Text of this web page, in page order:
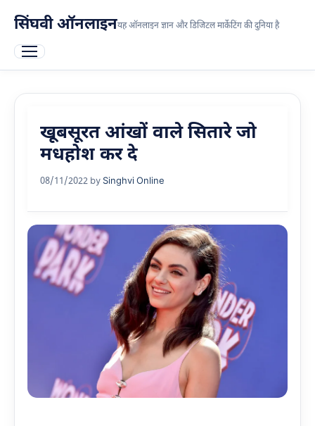
सिंघवी ऑनलाइनयह ऑनलाइन ज्ञान और डिजिटल मार्केटिंग की दुनिया है
खूबसूरत आंखों वाले सितारे जो
मधहोश कर दे
08/11/2022 by Singhvi Online